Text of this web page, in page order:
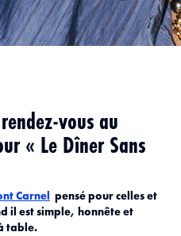
vous au
« Le Dîner Sans
Carnel
pensé pour celles et
il est simple, honnête et
table.